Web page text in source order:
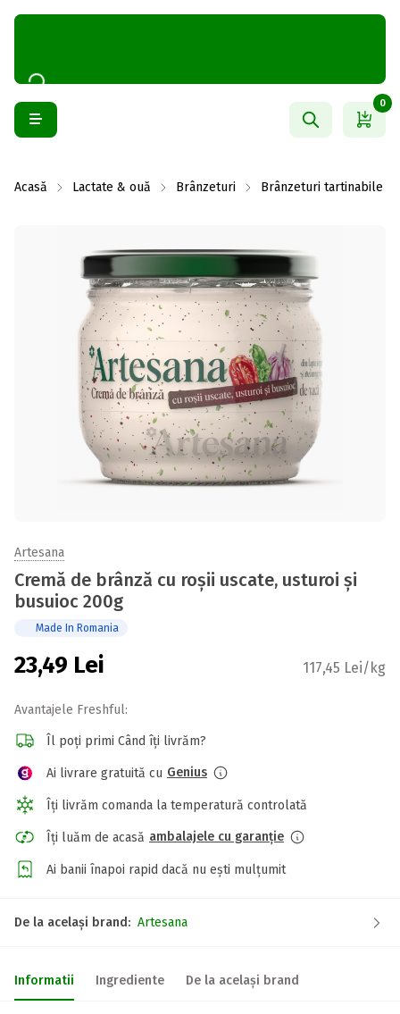
0
Acasă Lactate & ouă Brânzeturi Brânzeturi tartinabile
Artesana
Cremă de brânză cu roșii uscate, usturoi și
busuioc 200g
Made In Romania
23,49 Lei 117,45 Lei/kg
Avantajele Freshful:
Îl poți primi Când îți livrăm?
Ai livrare gratuită cu Genius
Îți livrăm comanda la temperatură controlată
Îți luăm de acasă ambalajele cu garanție
Ai banii înapoi rapid dacă nu ești mulțumit
De la același brand: Artesana
Informatii Ingrediente De la același brand